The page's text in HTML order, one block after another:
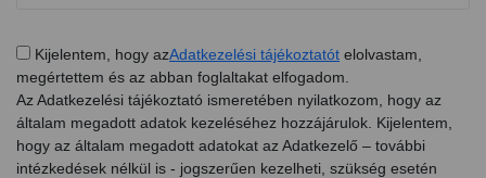
Kijelentem, hogy azAdatkezelési tájékoztatót elolvastam,
megértettem és az abban foglaltakat elfogadom.
Az Adatkezelési tájékoztató ismeretében nyilatkozom, hogy az
általam megadott adatok kezeléséhez hozzájárulok. Kijelentem,
hogy az általam megadott adatokat az Adatkezelő – további
intézkedések nélkül is - jogszerűen kezelheti, szükség esetén